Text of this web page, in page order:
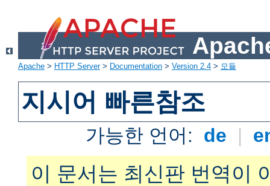
Apache > HTTP Server> Documentation > Version 2.4 > 모듈
지시어 빠른참조
가능한 언어: de |
이 문서는 최신판 번역이